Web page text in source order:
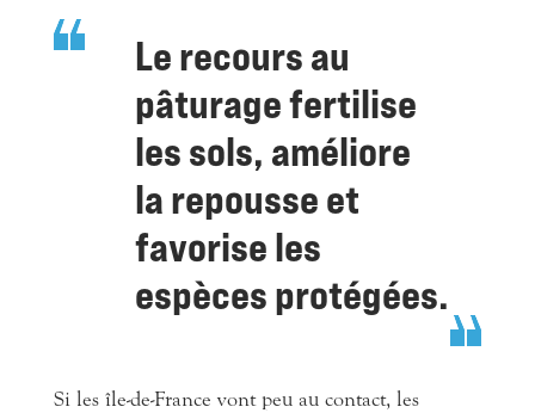
Le recours au
pâturage fertilise
les sols, améliore
la repousse et
favoriseles
espèces protégées.
Si les île-de-France vont peu au contact, les